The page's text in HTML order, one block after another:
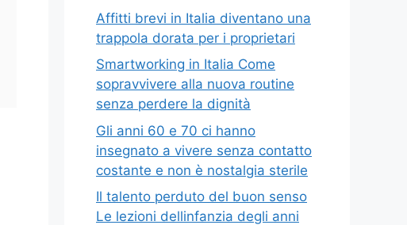
Affitti brevi in Italia diventano una
trappola dorata per i proprietari
Smartworking in Italia Come
sopravvivere alla nuova routine
senza perdere la dignità
Gli anni 60 e 70 ci hanno
insegnato a vivere senza contatto
costante e non è nostalgia sterile
Il talento perduto del buon senso
Le lezioni dellinfanzia degli anni